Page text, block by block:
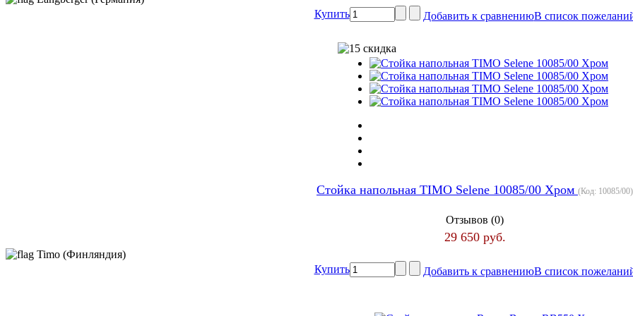
Купить
Добавить к сравнениюВ список
Стойка напольная TIMO Selene 10085/00 Хром (Код: 10085/00)
Отзывов (0)
29 650 руб.
Timo (Финляндия)
Купить
Добавить к сравнениюВ список